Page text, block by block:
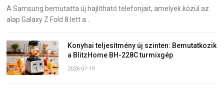
A Samsung bemutatta új hajlítható telefonjait, amelyek közül az
alap Galaxy Z Fold 8 lett a…
Konyhai teljesítmény új szinten: Bemutatkozik
a BlitzHome BH-228C turmixgép
2026-07-19